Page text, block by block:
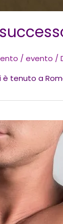
/ evento /
è tenuto a